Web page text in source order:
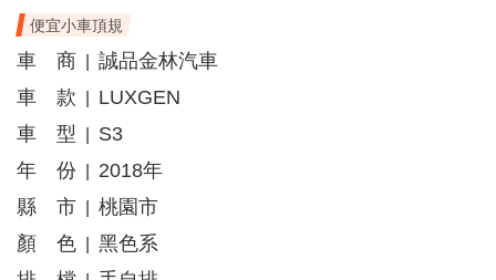
便宜小車頂規
車 商
誠品金林汽車
車 款
LUXGEN
車 型
S3
年 份
2018年
縣 市
桃園市
顏 色
黑色系